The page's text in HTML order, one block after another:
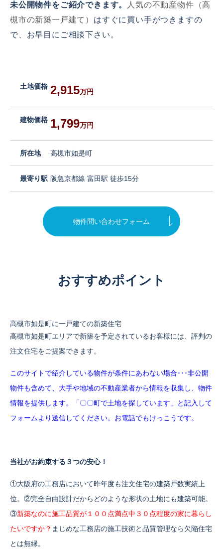
未公開物件をご紹介できます。
人気の不動産物件（高
槻市の新築一戸建て） はすぐに買い手がつきますの
で、お早目にご相談下さい。
土地価格 2,915万円
建物価格 1,799万円
所在地 高槻市如是町
最寄り駅 阪急京都線 富田駅 徒歩15分
物件問い合わせフォーム
おすすめポイント
高槻市如是町に一戸建ての新築住宅
高槻市如是町エリアで新築を予定されているお客様には、評判の
注文住宅をご提案できます。
このサイトで紹介している物件が条件にあわない場合･･･非公開
物件も含めて、大手や地域の不動産業者から情報を収集し、物件
情報を提供します。「〇〇町で土地を探しています」と記入して
フォームより送信してください。お電話でもけっこうです。
当社がお約束する３つの安心！
①大阪府の工務店において昨年度も注文住宅の建築戸数実績上
位。②完全自由設計だからどのような形状の土地にも建築可能。
③新築なのに施工品質が１００点満点中３０点程度の家に暮らし
たいですか？ まじめな工務店の施工技術と品質管理なら欠陥住宅
とは無縁。